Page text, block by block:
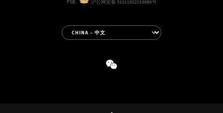
PSB:
沪公网安备 31011502016986号